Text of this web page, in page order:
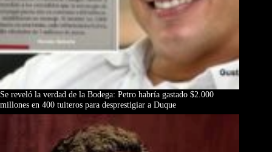
Se reveló la verdad de la Bodega: Petro habría gastado $2.000
millones en 400 tuiteros para desprestigiar a Duque